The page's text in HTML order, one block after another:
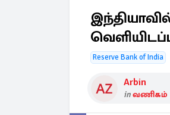
Reserve Bank of India
Arbin
inவணிகம்